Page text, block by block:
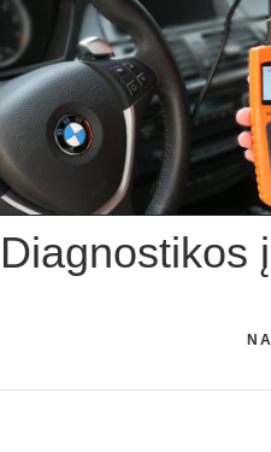
Skip
to
content
Diagnostikos